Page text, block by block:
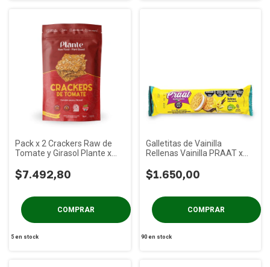
Pack x 2 Crackers Raw de
Tomate y Girasol Plante x
$7.492,80
5en stock
Galletitas de Vainilla
Rellenas Vainilla PRAAT x
$1.650,00
90 en stock